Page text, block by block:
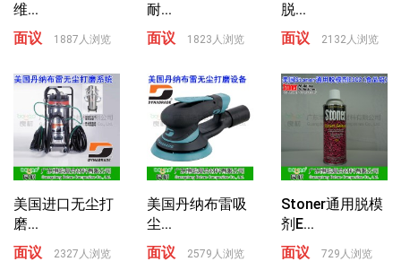
维...
面议
1887人浏览
耐...
面议
1823人浏览
脱...
面议
2132人浏览
美国进口无尘打
磨...
面议
2327人浏览
美国丹纳布雷吸
尘...
面议
2579人浏览
Stoner通用脱模
剂E...
面议
729人浏览